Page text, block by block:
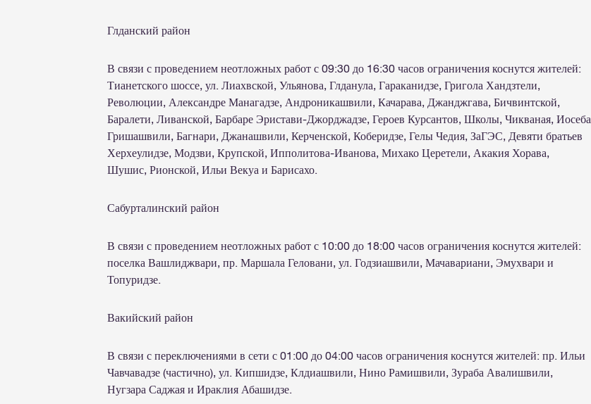
Глданский район
В связи с проведением неотложных работ с 09:30 до 16:30 часов ограничения коснутся жителей:
Тианетского шоссе, ул. Лиахвской, Ульянова, Глданула, Гараканидзе, Григола Хандзтели,
Революции, Александре Манагадзе, Андроникашвили, Качарава, Джанджгава, Бичвинтской,
Баралети, Ливанской, Барбаре Эристави-Джорджадзе, Героев Курсантов, Школы, Чикваная, Иосеба
Гришашвили, Багнари, Джанашвили, Керченской, Коберидзе, Гелы Чедия, ЗаГЭС, Девяти братьев
Херхеулидзе, Модзви, Крупской, Ипполитова-Иванова, Михако Церетели, Акакия Хорава,
Шушис, Рионской, Ильи Векуа и Барисахо.
Сабурталинский район
В связи с проведением неотложных работ с 10:00 до 18:00 часов ограничения коснутся жителей:
поселка Вашлиджвари, пр. Маршала Геловани, ул. Годзиашвили, Мачавариани, Эмухвари и
Топуридзе.
Вакийский район
В связи с переключениями в сети с 01:00 до 04:00 часов ограничения коснутся жителей: пр. Ильи
Чавчавадзе (частично), ул. Кипшидзе, Клдиашвили, Нино Рамишвили, Зураба Авалишвили,
Нугзара Саджая и Ираклия Абашидзе.